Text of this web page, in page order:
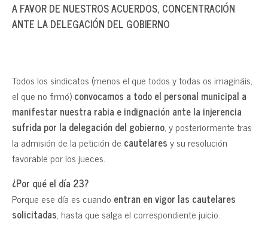
A FAVOR DE NUESTROS ACUERDOS, CONCENTRACIÓN
ANTE LA DELEGACIÓN DEL GOBIERNO
Todos los sindicatos (menos el que todos y todas os imagináis,
el que no firmó)convocamos a todo el personal municipal a
manifestar nuestra rabia e indignación ante la injerencia
sufrida por la delegación del gobierno, y posteriormente tras
la admisión de la petición de cautelaresy su resolución
favorable por los jueces.
¿Por qué el día 23?
Porque ese día es cuando entran en vigor las cautelares
solicitadas, hasta que salga el correspondiente juicio.